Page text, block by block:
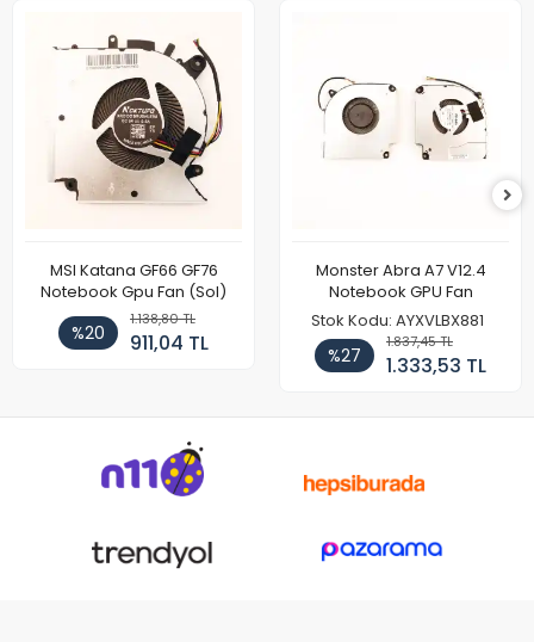
MSI Katana GF66 GF76
Notebook Gpu Fan (Sol)
%20
1.138,80 TL
911,04 TL
Monster Abra A7 V12.4
Notebook GPU Fan
Stok Kodu: AYXVLBX881
%27
1.837,45 TL
1.333,53 TL